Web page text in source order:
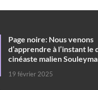
Page noire: Nous venons
d’apprendre à l’instant le
cinéaste malien
19 février 2025